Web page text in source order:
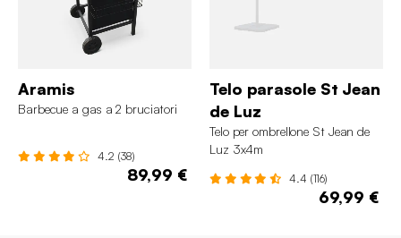
Aramis
Barbecue a gas a 2 bruciatori
4.2 (38)
89,99 €
Telo parasole St Jean
de Luz
Telo per ombrellone St Jean de
Luz 3x4m
4.4 (116)
69,99 €